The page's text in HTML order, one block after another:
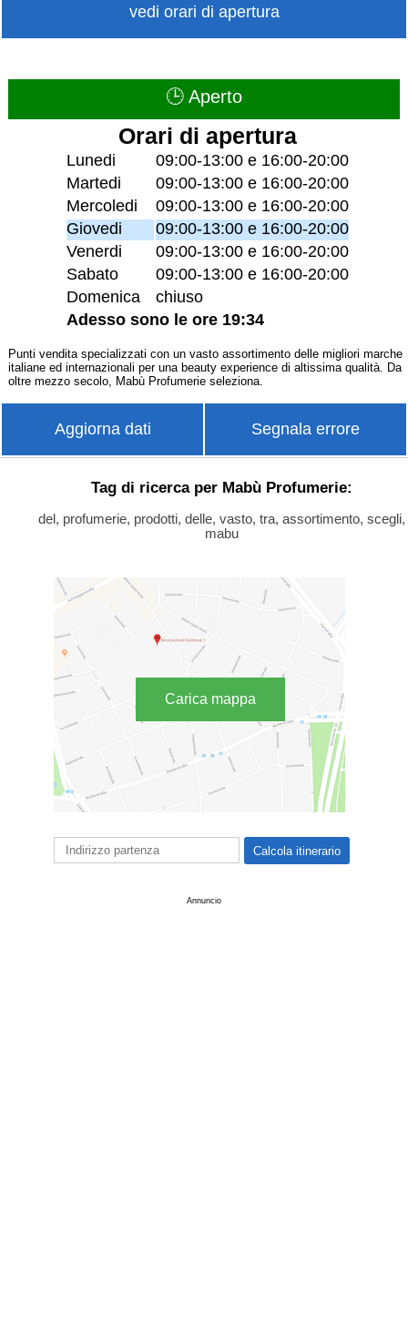
vedi orari di apertura
🕒 Aperto
Orari di apertura
Lunedi
09:00-13:00 e 16:00-20:00
Martedi
09:00-13:00 e 16:00-20:00
Mercoledi
09:00-13:00 e 16:00-20:00
Giovedi
09:00-13:00 e 16:00-20:00
Venerdi
09:00-13:00 e 16:00-20:00
Sabato
09:00-13:00 e 16:00-20:00
Domenica
chiuso
Adesso sono le ore 19:34
Punti vendita specializzati con un vasto assortimento delle migliori marche
italiane ed internazionali per una beauty experience di altissima qualità. Da
oltre mezzo secolo, Mabù Profumerie seleziona.
Aggiorna dati Segnala errore
Tag di ricerca per Mabù Profumerie:
del, profumerie, prodotti, delle, vasto, tra, assortimento, scegli,
mabu
Carica mappa
Annuncio